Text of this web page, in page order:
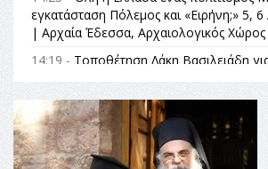
εγκατάσταση Πόλεμος και «Ειρήνη;» 5,
| Αρχαία Έδεσσα, Αρχαιολογικός
14:19 - Τοποθέτηση Λάκη Βασιλειάδη
Αναθεώρηση του Συντάγματος: «Σε
θεσμικές διαδικασίες υπάρχει μόνο η
στις επόμενες γενιές»
16:35 -Το πρόγραμμα του ΠΑΟΚ στον
Champions League!